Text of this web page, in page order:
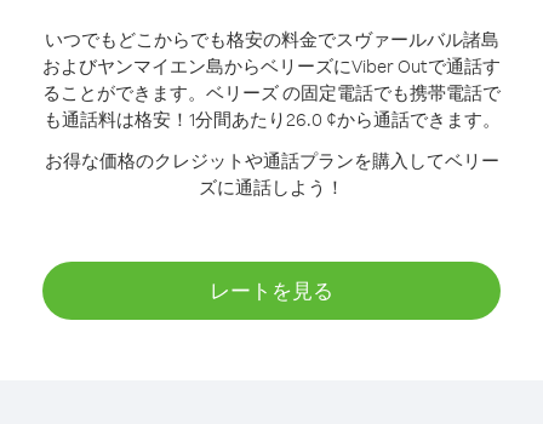
いつでもどこからでも格安の料金でスヴァールバル諸島
およびヤンマイエン島からベリーズにViber Outで通話す
ることができます。 ベリーズ の固定電話でも携帯電話で
も通話料は格安！1分間あたり26.0 ¢から通話できます。
お得な価格のクレジットや通話プランを購入してベリー
ズに通話しよう！
レートを見る